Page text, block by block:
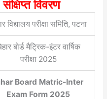
विवरण
विद्यालय परीक्षा समिति, पटना
बोर्ड मैट्रिक-इंटर वार्षिक
परीक्षा 2025
Board Matric-Inter
Exam Form 2025